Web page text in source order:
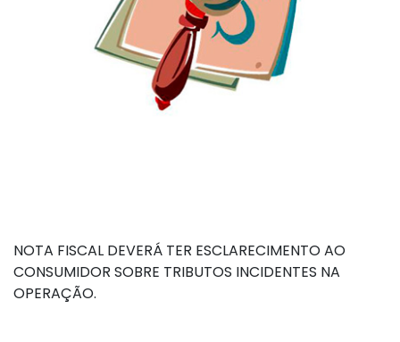
NOTA FISCAL DEVERÁ TER ESCLARECIMENTO AO
CONSUMIDOR SOBRE TRIBUTOS INCIDENTES NA
OPERAÇÃO.